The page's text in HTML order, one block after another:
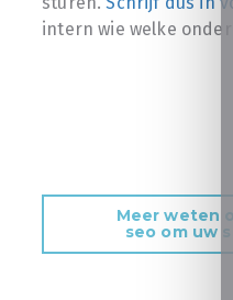
intern wie welke
Meer weten
seo om uw